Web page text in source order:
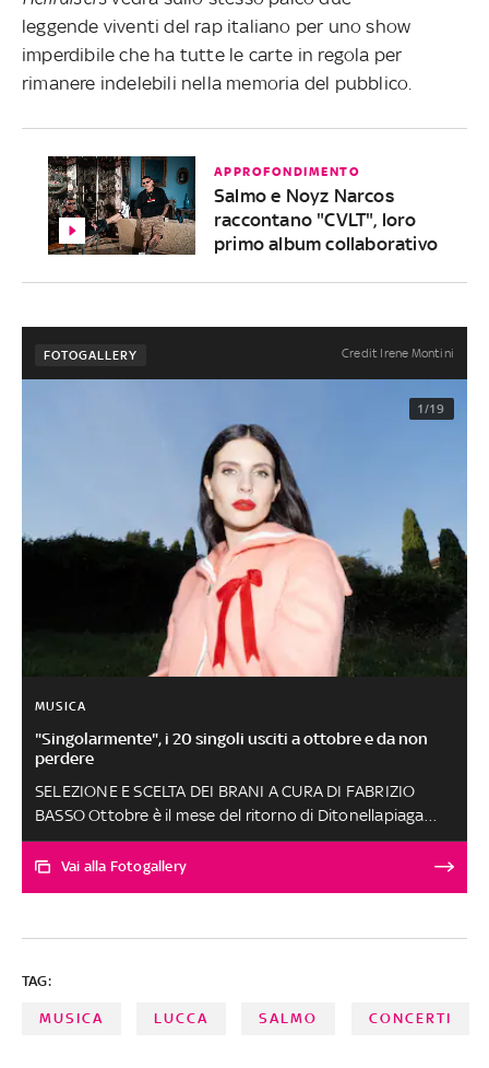
leggende viventi del rap italiano per uno show
imperdibile che ha tutte le carte in regola per
rimanere indelebili nella memoria del pubblico.
APPROFONDIMENTO
Salmo e Noyz Narcos
raccontano "CVLT", loro
primo album collaborativo
FOTOGALLERY Credit Irene Montini
1/19
MUSICA
"Singolarmente", i 20 singoli usciti a ottobre e da non
perdere
SELEZIONE E SCELTA DEI BRANI A CURA DI FABRIZIO
BASSO Ottobre è il mese del ritorno di Ditonellapiaga
con Fossi Come Te, un brano che racconta la bellezza
della fragilità e il coraggio di mostrarsi disarmati con
di questa rubrica, Velia e Clio M. Tolta la mia canzone
ascolti, sono al secondo posto a pari merito
Vai alla Fotogallery
TAG:
MUSICA LUCCA SALMO CONCERTI